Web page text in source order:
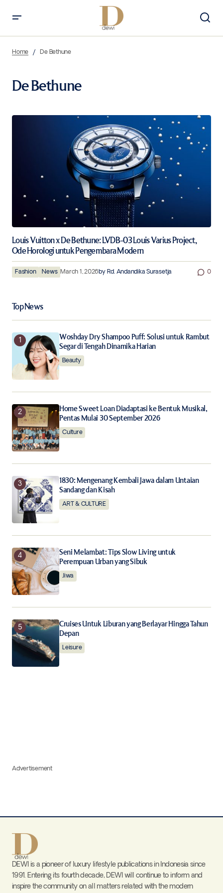
Home De Bethune
De Bethune
Louis Vuitton x De Bethune: LVDB-03 Louis Varius Project,
Ode Horologi untuk Pengembara Modern
Fashion News March 1, 2026by Rd. Andandika Surasetja 0
Top News
Woshday Dry Shampoo Puff: Solusi untuk Rambut
Segar di Tengah Dinamika Harian
Beauty
Home Sweet Loan Diadaptasi ke Bentuk Musikal,
Pentas Mulai 30 September 2026
Culture
1830: Mengenang Kembali Jawa dalam Untaian
Sandang dan Kisah
ART & CULTURE
Seni Melambat: Tips Slow Living untuk
Perempuan Urban yang Sibuk
Jiwa
Cruises Untuk Liburan yang Berlayar Hingga Tahun
Depan
Leisure
Advertisement
DEWI is a pioneer of luxury lifestyle publications in Indonesia since
1991. Entering its fourth decade, DEWI will continue to inform and
inspire the community on all matters related with the modern